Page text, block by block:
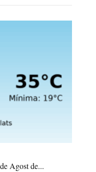
Agost de...